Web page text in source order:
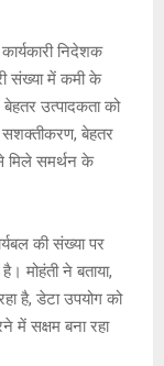
निदेशक
संख्या में कमी के
उत्पादकता को
सशक्तीकरण, बेहतर
मिले समर्थन के
की संख्या पर
मोहंती ने बताया,
है, डेटा उपयोग को
में सक्षम बना रहा